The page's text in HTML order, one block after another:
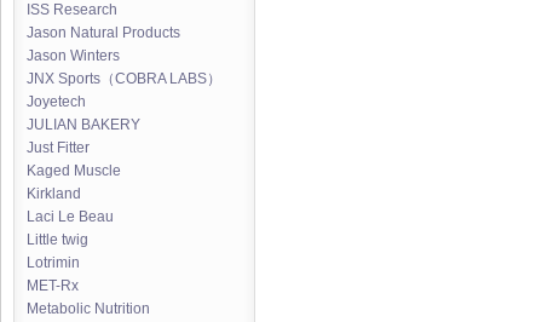
ISS Research
Jason Natural Products
Jason Winters
JNX Sports（COBRA LABS）
Joyetech
JULIAN BAKERY
Just Fitter
Kaged Muscle
Kirkland
Laci Le Beau
Little twig
Lotrimin
MET-Rx
Metabolic Nutrition